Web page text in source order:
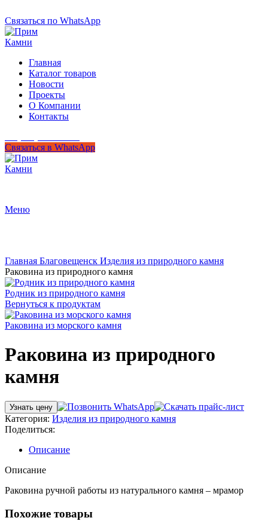
Связаться по WhatsApp
Главная
Каталог товаров
Новости
Проекты
О Компании
Контакты
Связаться в WhatsApp
Меню
Главная Благовещенск Изделия из природного камня
Раковина из природного камня
Родник из природного камня
Вернуться к продуктам
Раковина из морского камня
Раковина из природного
камня
Узнать цену
Категория: Изделия из природного камня
Поделиться:
Описание
Описание
Раковина ручной работы из натурального камня – мрамор
Похожие товары